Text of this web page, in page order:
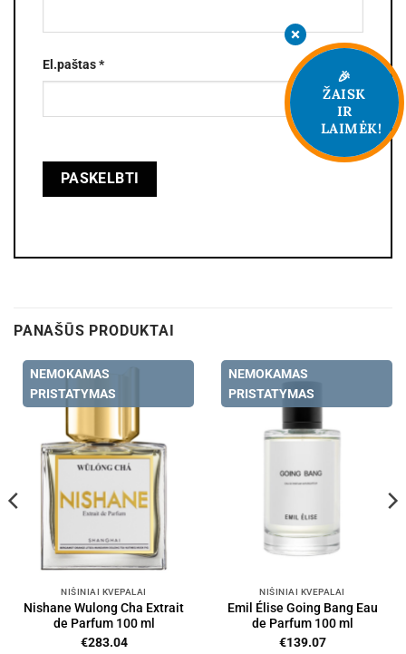
El.paštas*
PANAŠŪS PRODUKTAI
NEMOKAMAS
PRISTATYMAS
NIŠINIAI KVEPALAI
Nishane Wulong Cha Extrait
de Parfum 100 ml
€283.04
NEMOKAMAS
PRISTATYMAS
NIŠINIAI KVEPALAI
Emil Élise Going Bang Eau
de Parfum 100 ml
€139.07
🎉
ŽAISK
IR
LAIMĖK!